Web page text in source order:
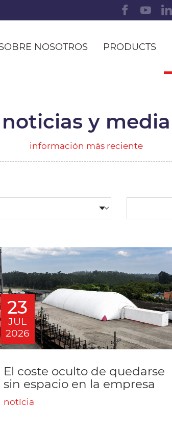
NOSOTROS PRODUCTS
noticias y media
información más reciente
23
JUL
2026
El coste oculto de quedarse
sin espacio en la empresa
notícia